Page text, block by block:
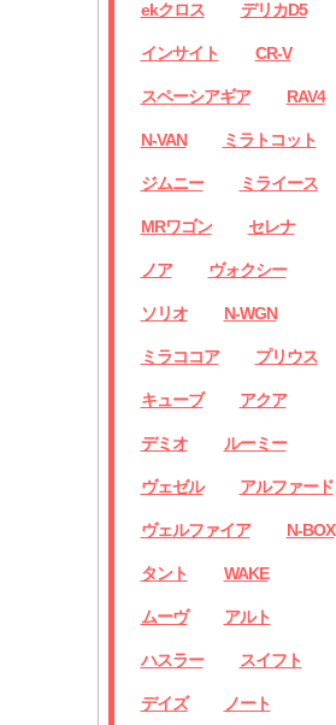
ekクロス デリカD5
インサイト CR-V
スペーシアギア RAV4
N-VAN ミラトコット
ジムニー ミライース
MRワゴン セレナ
ノア ヴォクシー
ソリオ N-WGN
ミラココア プリウス
キューブ アクア
デミオ ルーミー
ヴェゼル アルファード
ヴェルファイア N-BOX
タント WAKE
ムーヴ アルト
ハスラー スイフト
デイズ ノート